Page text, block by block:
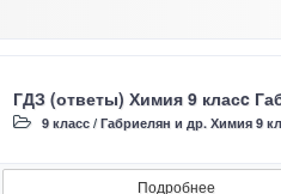
И.Г., Сладков С.А.
ГДЗ (ответы) Химия 9 класc
9 класс/ Габриелян и др. Химия 9
Подробнее